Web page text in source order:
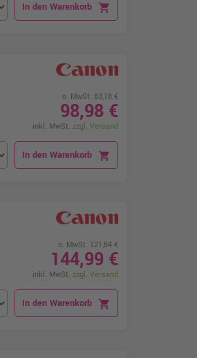
In den Warenkorb shopping_cart
o. MwSt. 83,18 €
98,98 €
inkl. MwSt. zzgl. Versand
In den Warenkorb shopping_cart
o. MwSt. 121,84 €
144,99 €
inkl. MwSt. zzgl. Versand
In den Warenkorb shopping_cart